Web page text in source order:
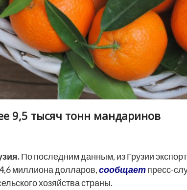
9,5 тысяч тонн мандаринов
По последним данным, из Грузии
миллиона долларов,сообщаетпресс-
хозяйства страны.